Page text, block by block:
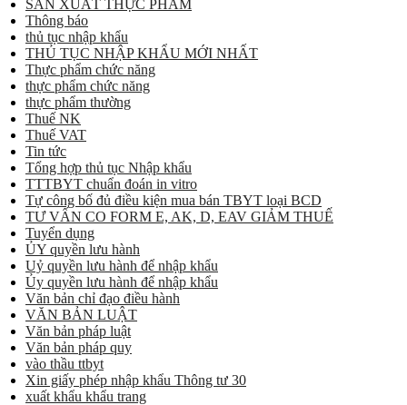
SẢN XUẤT THỰC PHẨM
Thông báo
thủ tục nhập khẩu
THỦ TỤC NHẬP KHẨU MỚI NHẤT
Thực phẩm chức năng
thực phẩm chức năng
thực phẩm thường
Thuế NK
Thuế VAT
Tin tức
Tổng hợp thủ tục Nhập khẩu
TTTBYT chuẩn đoán in vitro
Tự công bố đủ điều kiện mua bán TBYT loại BCD
TƯ VẤN CO FORM E, AK, D, EAV GIẢM THUẾ
Tuyển dụng
ỦY quyền lưu hành
Uỷ quyền lưu hành để nhập khẩu
Ủy quyền lưu hành để nhập khẩu
Văn bản chỉ đạo điều hành
VĂN BẢN LUẬT
Văn bản pháp luật
Văn bản pháp quy
vào thầu ttbyt
Xin giấy phép nhập khẩu Thông tư 30
xuất khẩu khẩu trang